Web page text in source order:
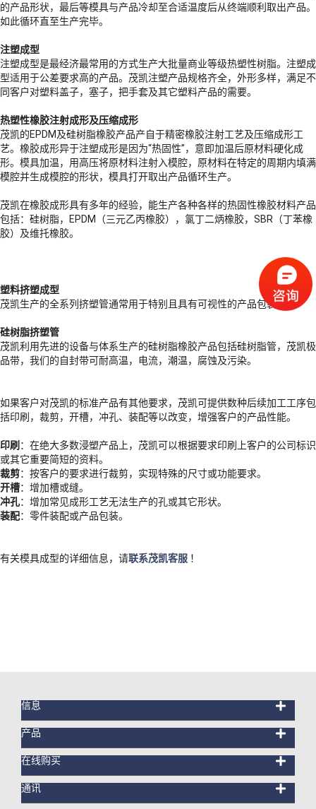
的产品形状，最后等模具与产品冷却至合适温度后从终端顺利取出产品。
如此循环直至生产完毕。
注塑成型
注塑成型是最经济最常用的方式生产大批量商业等级热塑性树脂。注塑成
型适用于公差要求高的产品。茂凯注塑产品规格齐全，外形多样，满足不
同客户对塑料盖子，塞子，把手套及其它塑料产品的需要。
热塑性橡胶注射成形及压缩成形
茂凯的EPDM及硅树脂橡胶产品产自于精密橡胶注射工艺及压缩成形工
艺。橡胶成形异于注塑成形是因为“热固性”，意即加温后原材料硬化成
形。模具加温，用高压将原材料注射入模腔，原材料在特定的周期内填满
模腔并生成模腔的形状，模具打开取出产品循环生产。
茂凯在橡胶成形具有多年的经验，能生产各种各样的热固性橡胶材料产品
包括：硅树脂，EPDM（三元乙丙橡胶），氯丁二炳橡胶，SBR（丁苯橡
胶）及维托橡胶。
塑料挤塑成型
茂凯生产的全系列挤塑管通常用于特别且具有可视性的产品包装。
硅树脂挤塑管
茂凯利用先进的设备与体系生产的硅树脂橡胶产品包括硅树脂管，茂凯极
品带，我们的自封带可耐高温，电流，潮温，腐蚀及污染。
如果客户对茂凯的标准产品有其他要求，茂凯可提供数种后续加工工序包
括印刷，裁剪，开槽，冲孔、装配等以改变，增强客户的产品性能。
印刷 ：在绝大多数浸塑产品上，茂凯可以根据要求印刷上客户的公司标识
或其它重要简短的资料。
裁剪：按客户的要求进行裁剪，实现特殊的尺寸或功能要求。
开槽：增加槽或缝。
冲孔：增加常见成形工艺无法生产的孔或其它形状。
装配：零件装配或产品包装。
有关模具成型的详细信息，请联系茂凯客服 ！
信息
产品
在线购买
通讯